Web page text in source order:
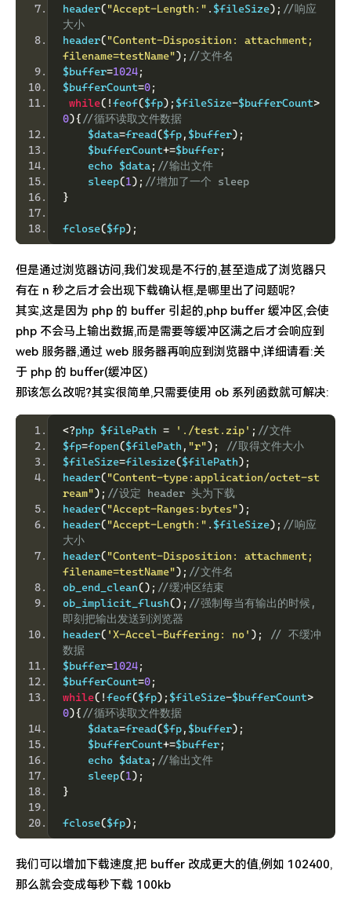
header("Accept-Length:" . $fileSize); //响应
大小
header("Content-Disposition: attachment;
filename=testName"); //文件名
$buffer=1024;
$bufferCount=0;
while(!feof($fp); $fileSize-$bufferCount>
0){ //循环读取文件数据
    $data
=fread($fp, $buffer);
    $bufferCount
+=$buffer;
    echo $data
; //输出文件
    sleep
(1); //增加了一个 sleep
}
fclose($fp);
但是通过浏览器访问,我们发现是不行的,甚至造成了浏览器只
有在 n 秒之后才会出现下载确认框,是哪里出了问题呢?
其实,这是因为 php 的 buffer 引起的,php buffer 缓冲区,会使
php 不会马上输出数据,而是需要等缓冲区满之后才会响应到
web 服务器,通过 web 服务器再响应到浏览器中,详细请看:关
于 php 的 buffer(缓冲区)
那该怎么改呢?其实很简单,只需要使用 ob 系列函数就可解决:
<?php $filePath = './test.zip' ; //文件
$fp=fopen($filePath , "r");
//取得文件大小
$fileSize=filesize($filePath);
header("Content-type:application/octet-st
ream"); //设定 header 头为下载
header("Accept-Ranges:bytes");
header("Accept-Length:" . $fileSize); //响应
大小
header("Content-Disposition: attachment;
filename=testName"); //文件名
ob_end_clean(); //缓冲区结束
ob_implicit_flush(); //强制每当有输出的时候,
即刻把输出发送到浏览器
header( 'X-Accel-Buffering: no' );
// 不缓冲
数据
$buffer=1024;
$bufferCount=0;
while(!feof($fp); $fileSize-$bufferCount>
0){ //循环读取文件数据
    $data
=fread($fp, $buffer);
    $bufferCount
+=$buffer;
    echo $data
; //输出文件
    sleep
(1);
}
fclose($fp);
我们可以增加下载速度,把 buffer 改成更大的值,例如 102400,
那么就会变成每秒下载 100kb